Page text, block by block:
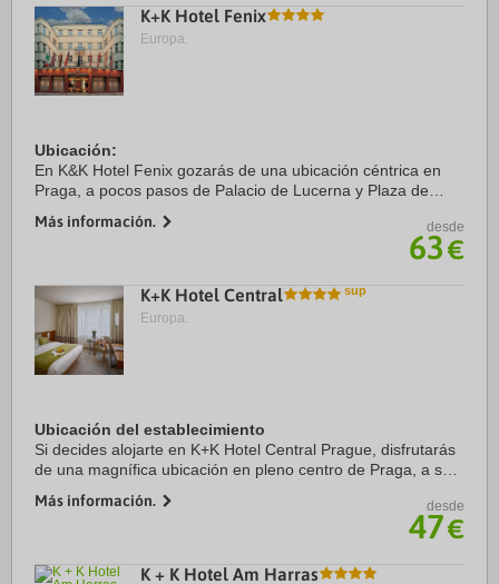
K+K Hotel Fenix
Europa.
Ubicación:
En K&K Hotel Fenix gozarás de una ubicación céntrica en
Praga, a pocos pasos de Palacio de Lucerna y Plaza de
lugares de interés como: Plaza de la Ciudad Vieja y ...
Más información. desde
63€
K+K Hotel Central
Europa.
Ubicación del establecimiento
Si decides alojarte en K+K Hotel Central Prague, disfrutarás
de una magnífica ubicación en pleno centro de Praga, a solo
comercial Palladium. Además, ...
Más información. desde
47€
K + K Hotel Am Harras